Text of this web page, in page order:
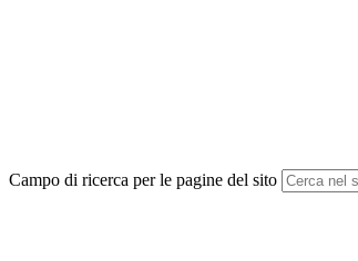
Campo di ricerca per le pagine del sito